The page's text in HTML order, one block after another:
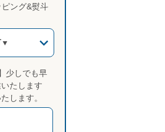
ング&熨斗
▼
少しでも早
たします
します。